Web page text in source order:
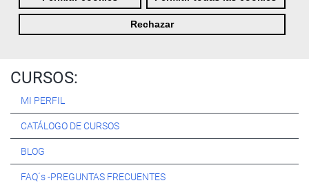
Rechazar
CURSOS:
MI PERFIL
CATÁLOGO DE CURSOS
BLOG
FAQ´s -PREGUNTAS FRECUENTES